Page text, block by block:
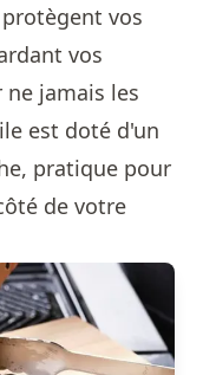
vos
vos
jamais les
est doté d'un
pratique pour
de votre